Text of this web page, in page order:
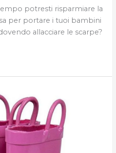
potresti risparmiare la
per portare i tuoi bambini
allacciare le scarpe?